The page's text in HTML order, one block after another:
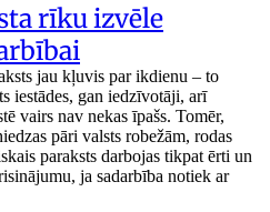
rīku izvēle
jau kļuvis par ikdienu – to
iestādes, gan iedzīvotāji, arī
vairs nav nekas īpašs. Tomēr,
pāri valsts robežām, rodas
paraksts darbojas tikpat ērti un
ja sadarbība notiek ar